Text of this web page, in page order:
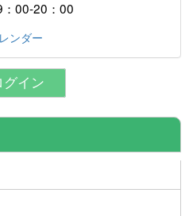
：00-20：00
ンダー
グイン